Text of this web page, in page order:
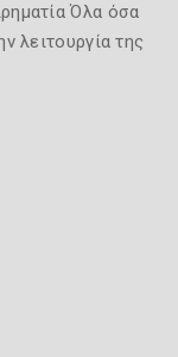
Όλα όσα
λειτουργία της